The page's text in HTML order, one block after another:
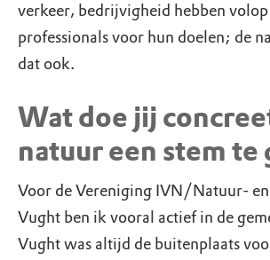
verkeer, bedrijvigheid hebben
professionals voor hun doelen; de
dat ook.
Wat doe jij
natuur een stem te
Voor de Vereniging IVN/Natuur-
Vught ben ik vooral actief in de
Vught was altijd de buitenplaats